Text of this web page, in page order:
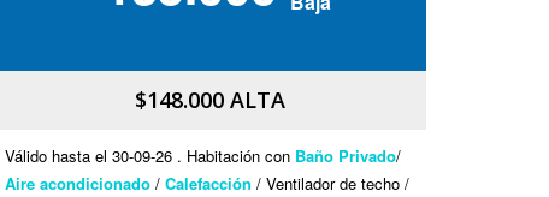
$148.000 ALTA
Válido hasta el 30-09-26 . Habitación con Baño Privado/
Aire acondicionado / Calefacción / Ventilador de techo /